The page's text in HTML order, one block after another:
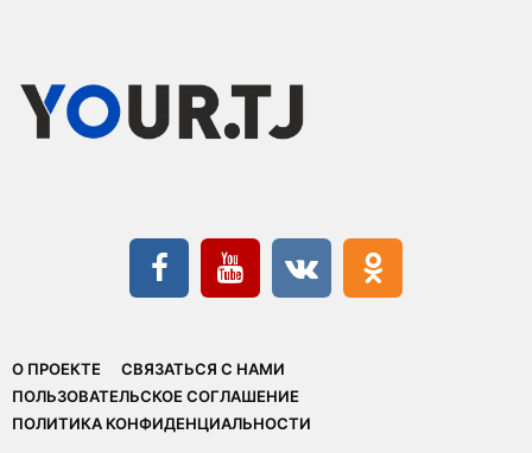
О ПРОЕКТЕ
СВЯЗАТЬСЯ С НАМИ
ПОЛЬЗОВАТЕЛЬСКОЕ СОГЛАШЕНИЕ
ПОЛИТИКА КОНФИДЕНЦИАЛЬНОСТИ